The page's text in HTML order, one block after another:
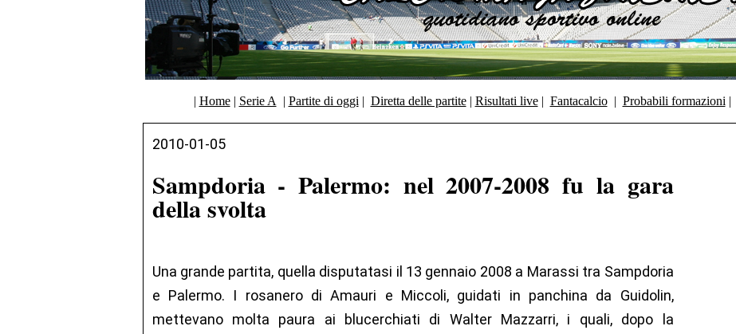
| Home| Serie A | Partite di oggi | Diretta delle partite| Risultati live| Fantacalcio| Probabili formazioni |
2010-01-05
Sampdoria - Palermo: nel 2007-2008 fu la gara
della svolta
Una grande partita, quella disputatasi il 13 gennaio 2008 a Marassi tra Sampdoria
e Palermo. I rosanero di Amauri e Miccoli, guidati in panchina da Guidolin,
mettevano molta paura ai blucerchiati di Walter Mazzarri, i quali, dopo la